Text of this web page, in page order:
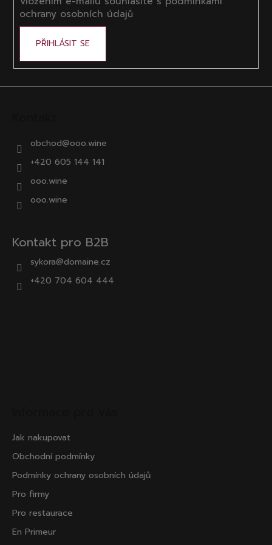
ochrany osobních údajů
PŘIHLÁSIT SE
obchod@ooo.wine
+420 605 144 141
ooo.wine
ooo.wine
Kontakt pro B2B
sykora@domaine.cz
+420 704 604 444
Jak nakupovat
Obchodní podmínky
Podmínky ochrany osobních údajů
Pro firmy
Pro restaurace
En Primeur